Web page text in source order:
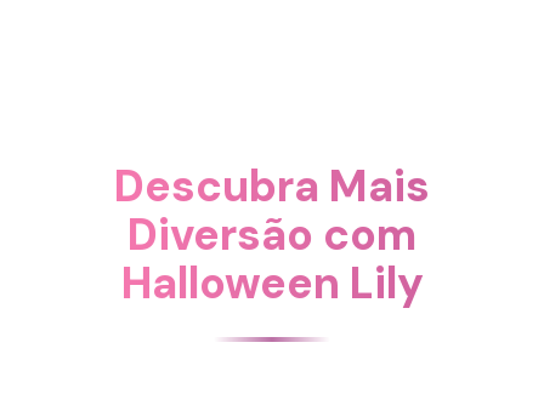
Descubra Mais
Diversão com
Halloween Lily